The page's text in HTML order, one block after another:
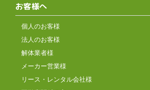
お客様へ
個人のお客様
法人のお客様
解体業者様
メーカー営業様
リース・レンタル会社様